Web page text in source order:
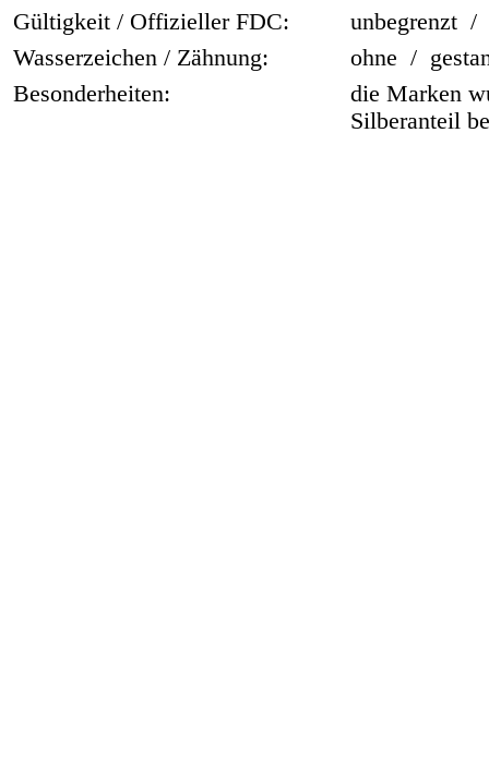
Gültigkeit / Offizieller FDC:
unbegrenzt /
Wasserzeichen / Zähnung:
ohne /
Besonderheiten:
die Marken
Silberanteil